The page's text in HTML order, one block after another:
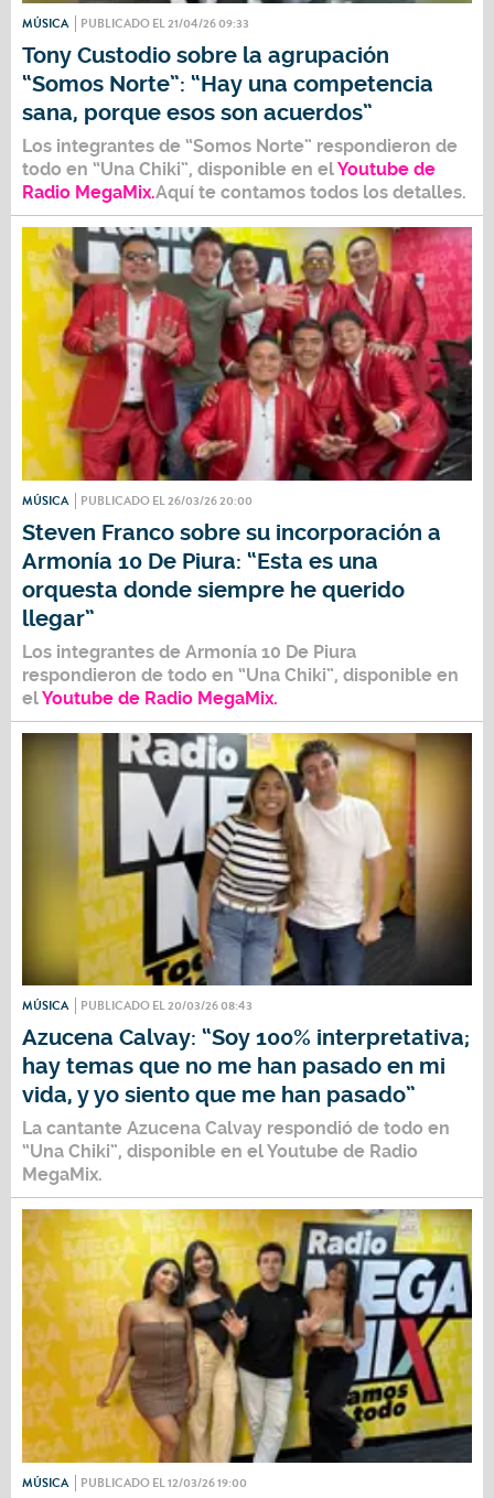
MÚSICA PUBLICADO EL 21/04/26 09:33
Tony Custodio sobre la agrupación
“Somos Norte”: “Hay una competencia
sana, porque esos son acuerdos”
Los integrantes de “Somos Norte” respondieron de
todo en “Una Chiki”, disponible en elYoutube de
Radio MegaMix.Aquí te contamos todos los detalles.
MÚSICA PUBLICADO EL 26/03/26 20:00
Steven Franco sobre su incorporación a
Armonía 10 De Piura: “Esta es una
orquesta donde siempre he querido
llegar”
Los integrantes de Armonía 10 De Piura
respondieron de todo en “Una Chiki”, disponible en
elYoutube de Radio MegaMix.
MÚSICA PUBLICADO EL 20/03/26 08:43
Azucena Calvay: “Soy 100% interpretativa;
hay temas que no me han pasado en mi
vida, y yo siento que me han pasado”
La cantante Azucena Calvay respondió de todo en
“Una Chiki”, disponible en elYoutube de Radio
MegaMix.
MÚSICA PUBLICADO EL 12/03/26 19:00